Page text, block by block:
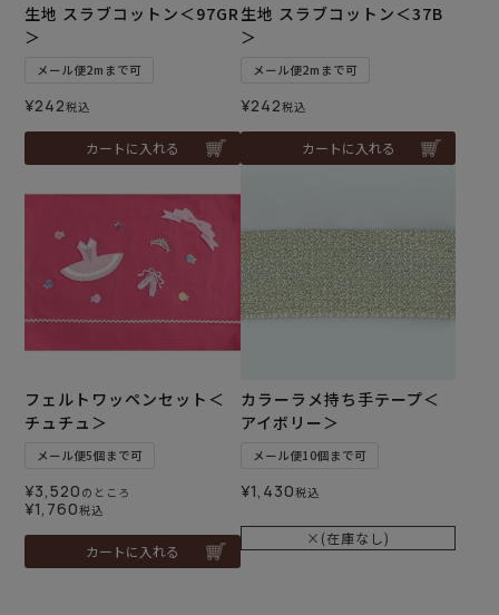
生地 スラブコットン＜97GR
＞
メール便2mまで可
¥242税込
カートに入れる
生地 スラブコットン＜37B
＞
メール便2mまで可
¥242税込
カートに入れる
フェルトワッペンセット＜
チュチュ＞
メール便5個まで可
¥3,520 のところ
¥1,760税込
カートに入れる
カラーラメ持ち手テープ＜
アイボリー＞
メール便10個まで可
¥1,430税込
×(在庫なし)